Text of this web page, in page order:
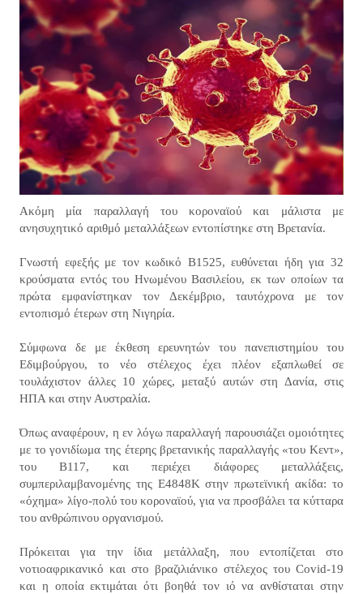
Ακόμη μία παραλλαγή του κοροναϊού και μάλιστα με
ανησυχητικό αριθμό μεταλλάξεων εντοπίστηκε στη Βρετανία.
Γνωστή εφεξής με τον κωδικό Β1525, ευθύνεται ήδη για 32
κρούσματα εντός του Ηνωμένου Βασιλείου, εκ των οποίων τα
πρώτα εμφανίστηκαν τον Δεκέμβριο, ταυτόχρονα με τον
εντοπισμό έτερων στη Νιγηρία.
Σύμφωνα δε με έκθεση ερευνητών του πανεπιστημίου του
Εδιμβούργου, το νέο στέλεχος έχει πλέον εξαπλωθεί σε
τουλάχιστον άλλες 10 χώρες, μεταξύ αυτών στη Δανία, στις
ΗΠΑ και στην Αυστραλία.
Όπως αναφέρουν, η εν λόγω παραλλαγή παρουσιάζει ομοιότητες
με το γονιδίωμα της έτερης βρετανικής παραλλαγής «του Κεντ»,
του B117, και περιέχει διάφορες μεταλλάξεις,
συμπεριλαμβανομένης της Ε4848Κ στην πρωτεϊνική ακίδα: το
«όχημα» λίγο-πολύ του κοροναϊού, για να προσβάλει τα κύτταρα
του ανθρώπινου οργανισμού.
Πρόκειται για την ίδια μετάλλαξη, που εντοπίζεται στο
νοτιοαφρικανικό και στο βραζιλιάνικο στέλεχος του Covid-19
και η οποία εκτιμάται ότι βοηθά τον ιό να ανθίσταται στην